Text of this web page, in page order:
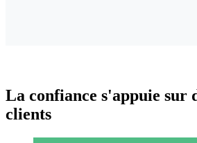
La confiance s'appuie sur
clients